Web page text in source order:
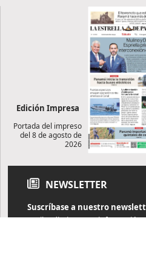
Edición Impresa
Portada del impreso
del 8 de agosto de
2026
NEWSLETTER
Suscríbase a nuestro
Reciba diariamente